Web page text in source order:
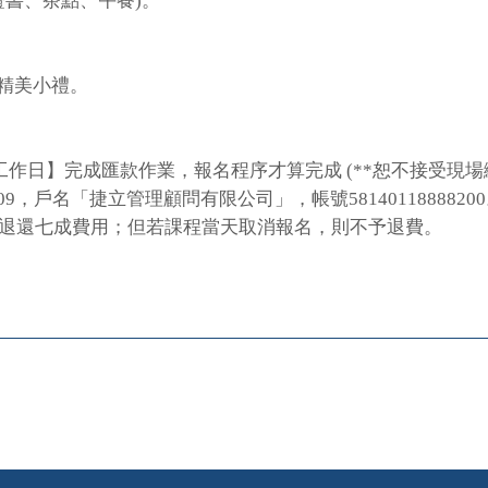
美小禮。
作日】完成匯款作業，報名程序才算完成 (**恕不接受現
，戶名「捷立管理顧問有限公司」，帳號
還七成費用；但若課程當天取消報名，則不予退費。